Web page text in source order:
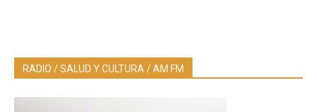
RADIO / SALUD Y CULTURA / AM FM